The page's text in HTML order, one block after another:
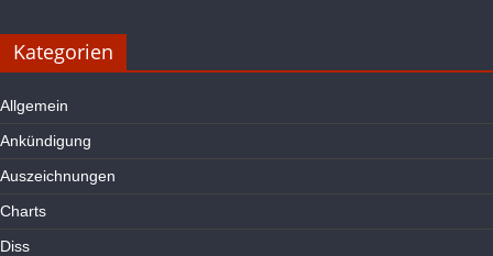
Kategorien
Allgemein
Ankündigung
Auszeichnungen
Charts
Diss